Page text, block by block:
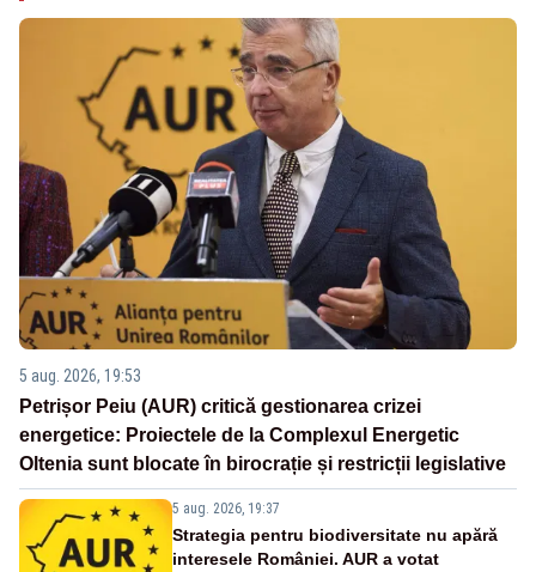
5 aug. 2026, 19:53
Petrișor Peiu (AUR) critică gestionarea crizei
energetice: Proiectele de la Complexul Energetic
Oltenia sunt blocate în birocrație și restricții legislative
5 aug. 2026, 19:37
Strategia pentru biodiversitate nu apără
interesele României. AUR a votat